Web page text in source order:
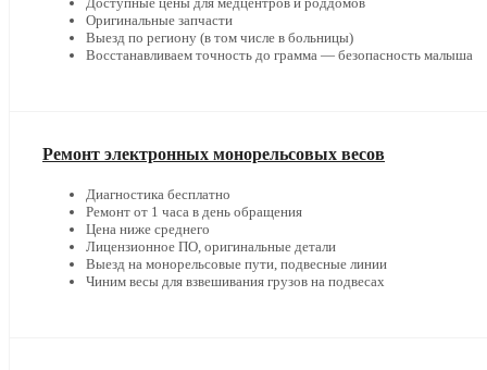
Оригинальные запчасти
Выезд по региону (в том числе в больницы)
Восстанавливаем точность до грамма — безопасность малыша
Ремонт электронных монорельсовых весов
Диагностика бесплатно
Ремонт от 1 часа в день обращения
Цена ниже среднего
Лицензионное ПО, оригинальные детали
Выезд на монорельсовые пути, подвесные линии
Чиним весы для взвешивания грузов на подвесах